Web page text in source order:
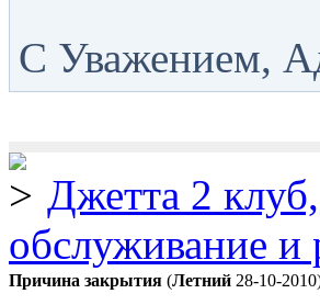
С Уважением,
Джетта 2
обслуживание и
Причина закрытия (Летний 28-10-